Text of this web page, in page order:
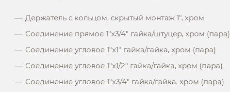
Держатель с кольцом, скрытый монтаж 1", хром
Соединение прямое 1"x3/4" гайка/штуцер, хром (пара)
Соединение угловое 1"x1" гайка/гайка, хром (пара)
Соединение угловое 1"x1/2" гайка/гайка, хром (пара)
Соединение угловое 1"x3/4" гайка/гайка, хром (пара)